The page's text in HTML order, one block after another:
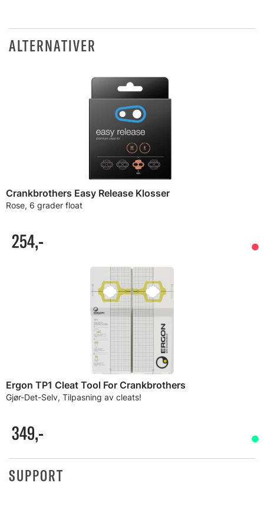
ALTERNATIVER
Crankbrothers Easy Release Klosser
Rose, 6 grader float
254,-
Ergon TP1 Cleat Tool For Crankbrothers
Gjør-Det-Selv, Tilpasning av cleats!
349,-
SUPPORT